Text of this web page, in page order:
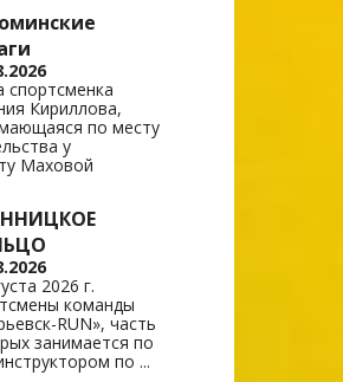
спортсменка
Кириллова,
по месту
у
Маховой
2026 г.
команды
RUN», часть
занимается по
по ...